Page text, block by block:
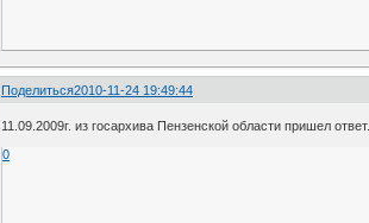
Поделиться2010-11-24 19:49:44
11.09.2009г. из госархива Пензенской области пришел ответ.
0